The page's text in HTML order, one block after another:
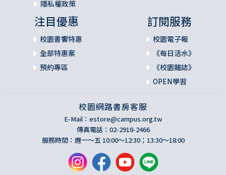
隱私權政策
注目優惠
校園書饗特惠
全部特惠案
預約專區
訂閱服務
校園電子報
《每日活水》
《校園雜誌》
OPEN學習
校園網路書房客服
E-Mail： estore@campus.org.tw
傳真電話：02-2918-2466
服務時間：週一～五 10:00～12:30；13:30～18:00